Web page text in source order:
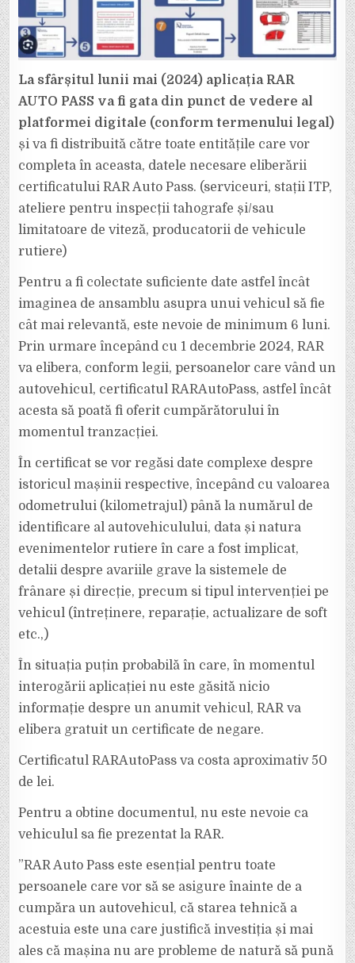
La sfârșitul lunii mai (2024) aplicația RAR
AUTO PASS va fi gata din punct de vedere al
platformei digitale (conform termenului legal)
și va fi distribuită către toate entitățile care vor
completa în aceasta, datele necesare eliberării
certificatului RAR Auto Pass. (serviceuri, stații ITP,
ateliere pentru inspecții tahografe și/sau
limitatoare de viteză, producatorii de vehicule
rutiere)
Pentru a fi colectate suficiente date astfel încât
imaginea de ansamblu asupra unui vehicul să fie
cât mai relevantă, este nevoie de minimum 6 luni.
Prin urmare începând cu 1 decembrie 2024, RAR
va elibera, conform legii, persoanelor care vând un
autovehicul, certificatul RARAutoPass, astfel încât
acesta să poată fi oferit cumpărătorului în
momentul tranzacției.
În certificat se vor regăsi date complexe despre
istoricul mașinii respective, începând cu valoarea
odometrului (kilometrajul) până la numărul de
identificare al autovehiculului, data și natura
evenimentelor rutiere în care a fost implicat,
detalii despre avariile grave la sistemele de
frânare și direcție, precum si tipul intervenției pe
vehicul (întreținere, reparație, actualizare de soft
etc.,)
În situația puțin probabilă în care, în momentul
interogării aplicației nu este găsită nicio
informație despre un anumit vehicul, RAR va
elibera gratuit un certificate de negare.
Certificatul RARAutoPass va costa aproximativ 50
de lei.
Pentru a obtine documentul, nu este nevoie ca
vehiculul sa fie prezentat la RAR.
”RAR Auto Pass este esențial pentru toate
persoanele care vor să se asigure înainte de a
cumpăra un autovehicul, că starea tehnică a
acestuia este una care justifică investiția și mai
ales că mașina nu are probleme de natură să pună